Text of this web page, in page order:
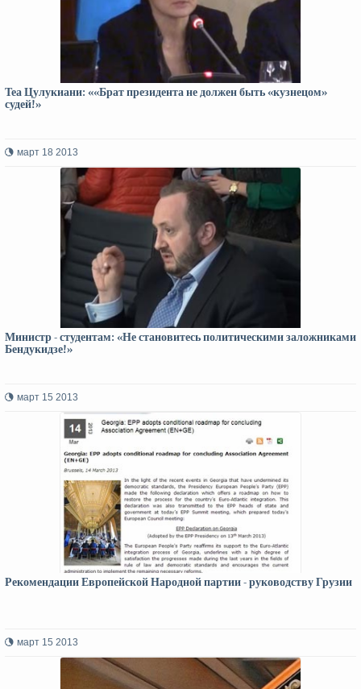
Теа Цулукиани: ««Брат президента не должен быть «кузнецом»
судей!»
март 18 2013
Министр - студентам: «Не становитесь политическими заложниками
Бендукидзе!»
март 15 2013
Рекомендации Европейской Народной партии - руководству Грузии
март 15 2013